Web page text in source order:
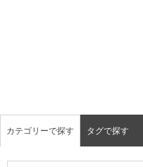
カテゴリーで探す タグで探す